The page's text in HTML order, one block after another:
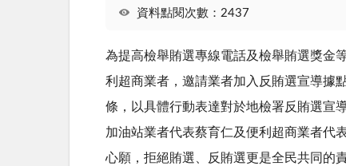
資料點閱次數：2437
為提高檢舉賄選專線電話及檢舉賄選獎金
利超商業者，邀請業者加入反賄選宣導據
條，以具體行動表達對於地檢署反賄選宣
加油站業者代表蔡育仁及便利超商業者代
心願，拒絕賄選、反賄選更是全民共同的